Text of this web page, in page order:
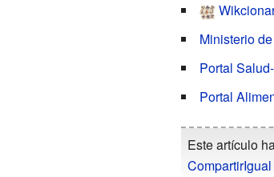
Ministerio
Portal
Portal
Este artículo
CompartirIgual